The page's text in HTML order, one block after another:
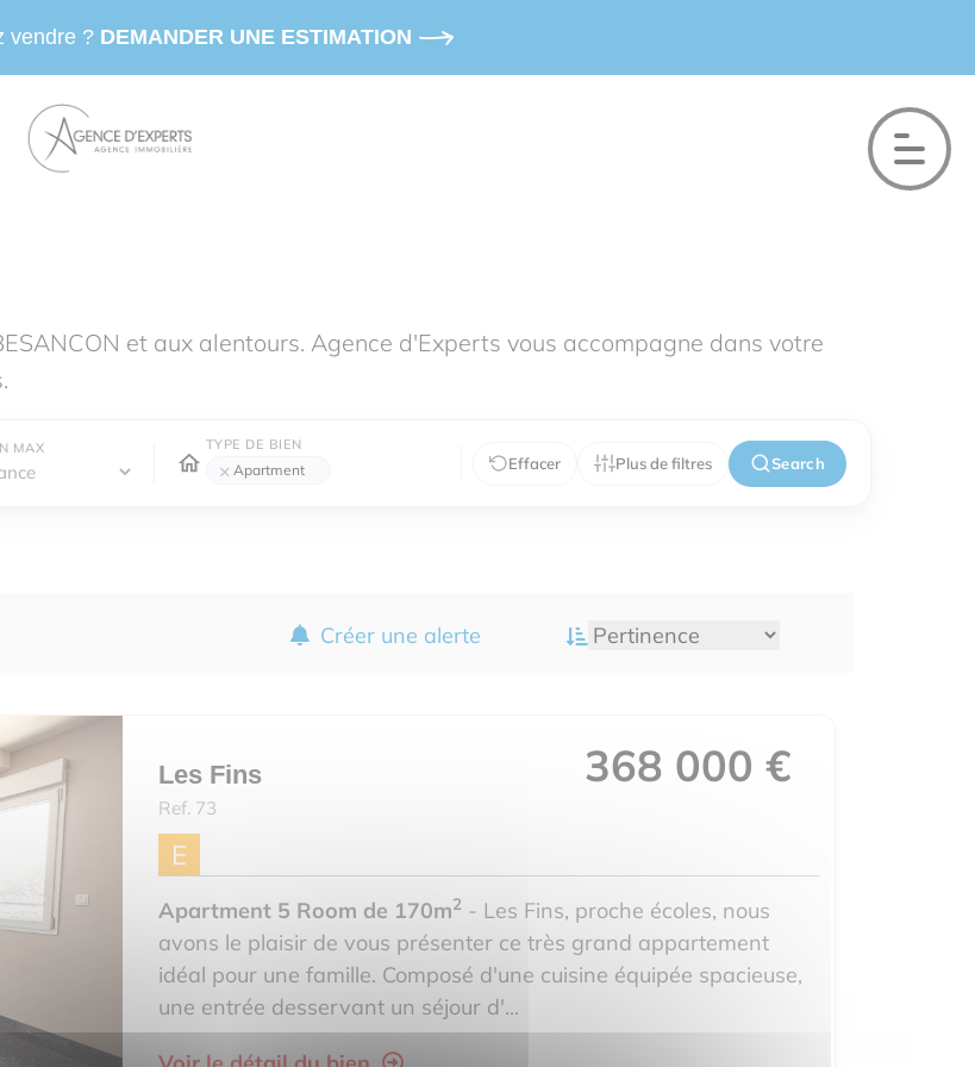
vendre ? DEMANDER UNE ESTIMATION
et aux alentours. Agence d'Experts vous accompagne dans votre
MAX TYPE DE BIEN
× Apartment Effacer Plus de filtres Search
Créer une alerte
Les Fins
Ref. 73
E
Apartment 5 Room de 170m2- Les Fins, proche écoles, nous
avons le plaisir de vous présenter ce très grand appartement
idéal pour une famille. Composé d'une cuisine équipée spacieuse,
une entrée desservant un séjour d'...
368 000 €